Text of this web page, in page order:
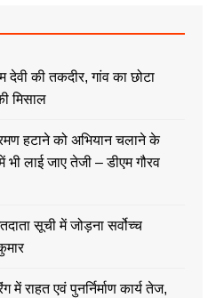
देवी की तकदीर, गांव का छोटा
मिसाल
हटाने को अभियान चलाने के
भी लाई जाए तेजी – डीएम गौरव
सूची में जोड़ना सर्वोच्च
में राहत एवं पुनर्निर्माण कार्य तेज,